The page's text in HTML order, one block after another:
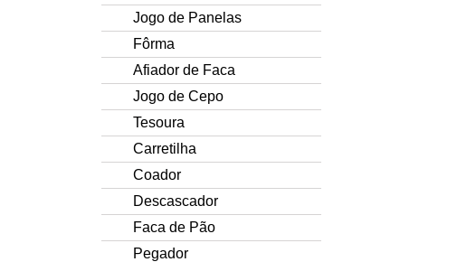
Jogo de Panelas
Fôrma
Afiador de Faca
Jogo de Cepo
Tesoura
Carretilha
Coador
Descascador
Faca de Pão
Pegador